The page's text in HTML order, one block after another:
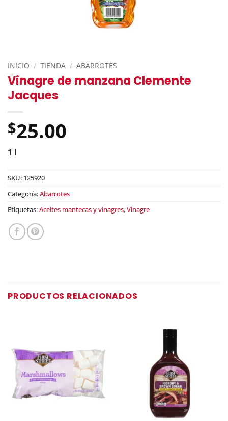
INICIO / TIENDA / ABARROTES
Vinagre de manzana Clemente
Jacques
$25.00
1 l
SKU: 125920
Categoría:Abarrotes
Etiquetas:Aceites mantecas y vinagres,Vinagre
PRODUCTOS RELACIONADOS